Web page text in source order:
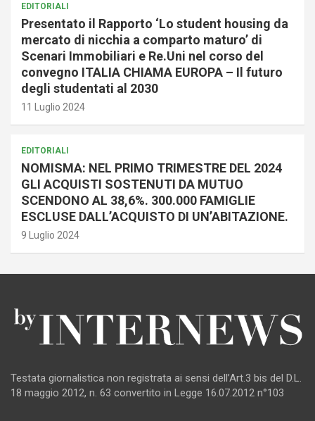
EDITORIALI
Presentato il Rapporto ‘Lo student housing da
mercato di nicchia a comparto maturo’ di
Scenari Immobiliari e Re.Uni nel corso del
convegno ITALIA CHIAMA EUROPA – Il futuro
degli studentati al 2030
11 Luglio 2024
EDITORIALI
NOMISMA: NEL PRIMO TRIMESTRE DEL 2024
GLI ACQUISTI SOSTENUTI DA MUTUO
SCENDONO AL 38,6%. 300.000 FAMIGLIE
ESCLUSE DALL’ACQUISTO DI UN’ABITAZIONE.
9 Luglio 2024
Testata giornalistica non registrata ai sensi dell’Art.3 bis del D.L.
18 maggio 2012, n. 63 convertito in Legge 16.07.2012 n°103